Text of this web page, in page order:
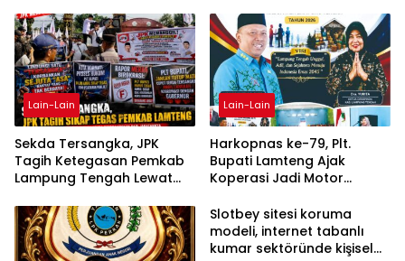
Lain-Lain
Sekda Tersangka, JPK
Tagih Ketegasan Pemkab
Lampung Tengah Lewat
Lain-Lain
Harkopnas ke-79, Plt.
Bupati Lamteng Ajak
Koperasi Jadi Motor
Slotbey sitesi koruma
modeli, internet tabanlı
kumar sektöründe kişisel